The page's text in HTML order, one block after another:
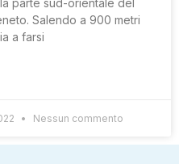
parte sud-orientale del
Salendo a 900 metri
a farsi
Nessun commento